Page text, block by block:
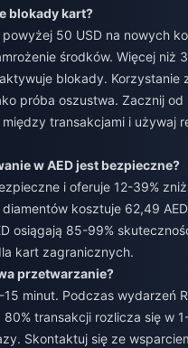
blokady kart?
powyżej 50 USD na nowych
środków. Więcej niż
blokady. Korzystanie
próba oszustwa. Zacznij od
transakcjami i używaj
w AED jest bezpieczne?
i oferuje 12-39%
kosztuje 62,49
osiągają 85-99%
kart zagranicznych.
przetwarzanie?
minut. Podczas wydarzeń
transakcji rozlicza się w
Skontaktuj się ze